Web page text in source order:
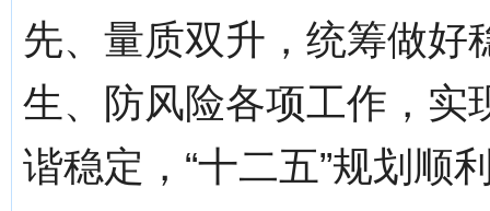
先、量质双升，统筹做好
生、防风险各项工作，实
谐稳定，“十二五”规划顺